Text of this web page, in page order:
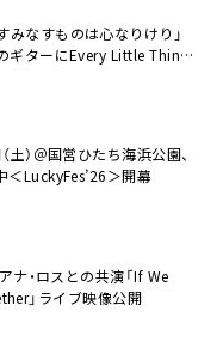
みなすものは心なりけり」
ギターにEvery Little Thing・
土）＠国営ひたち海浜公園、
＜LuckyFes’26＞開幕
ナ・ロスとの共演「If We
」ライブ映像公開